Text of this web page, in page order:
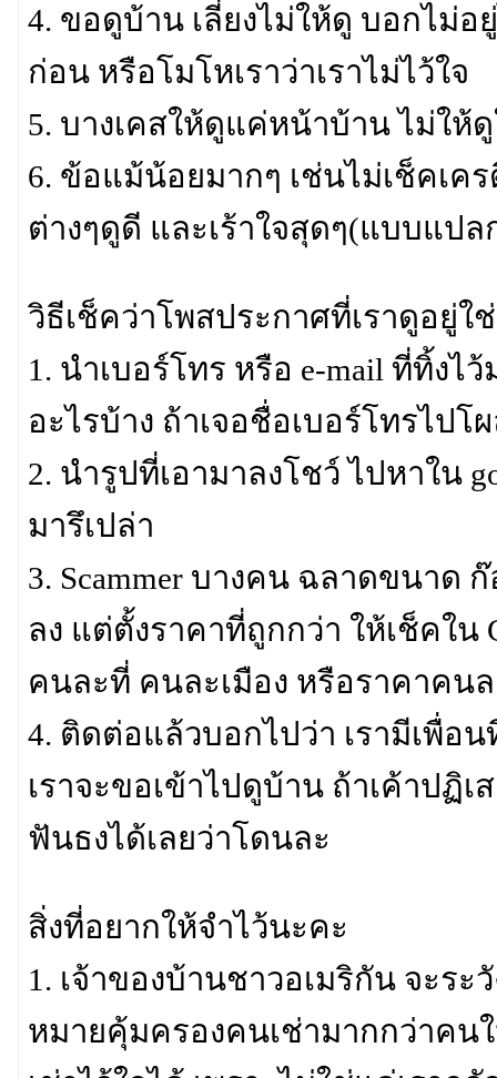
4. ขอดูบ้าน เลี่ยงไม่ให้ดู บอกไม่อ
ก่อน หรือโมโหเราว่าเราไม่ไว้ใจ
5. บางเคสให้ดูแค่หน้าบ้าน ไม่ให้
6. ข้อแม้น้อยมากๆ เช่นไม่เช็คเค
ต่างๆดูดี และเร้าใจสุดๆ(แบบแป
วิธีเช็คว่าโพสประกาศที่เราดูอยู่ใช่
1. นำเบอร์โทร หรือ e-mail ที่ทิ้งไ
อะไรบ้าง ถ้าเจอชื่อเบอร์โทรไปโ
2. นำรูปที่เอามาลงโชว์ ไปหาใน
มารึเปล่า
3. Scammer บางคน ฉลาดขนาด
ลง แต่ตั้งราคาที่ถูกกว่า ให้เช็คใ
คนละที่ คนละเมือง หรือราคาคนล
4. ติดต่อแล้วบอกไปว่า เรามีเพื่อ
เราจะขอเข้าไปดูบ้าน ถ้าเค้าปฏิ
ฟันธงได้เลยว่าโดนละ
สิ่งที่อยากให้จำไว้นะคะ
1. เจ้าของบ้านชาวอเมริกัน จะระ
หมายคุ้มครองคนเช่ามากกว่าคน